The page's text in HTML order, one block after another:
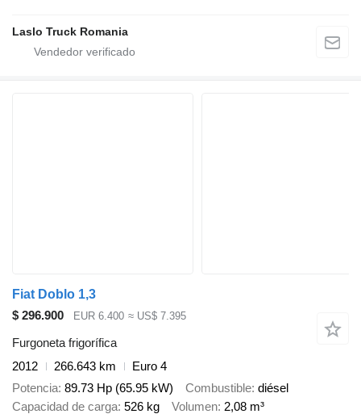
Laslo Truck Romania
Fiat Doblo 1,3
$ 296.900
EUR 6.400 ≈ US$ 7.395
Furgoneta frigorífica
2012
266.643 km
Euro 4
Potencia 89.73 Hp (65.95 kW) Combustible diésel
Capacidad de carga 526 kg Volumen 2,08 m³